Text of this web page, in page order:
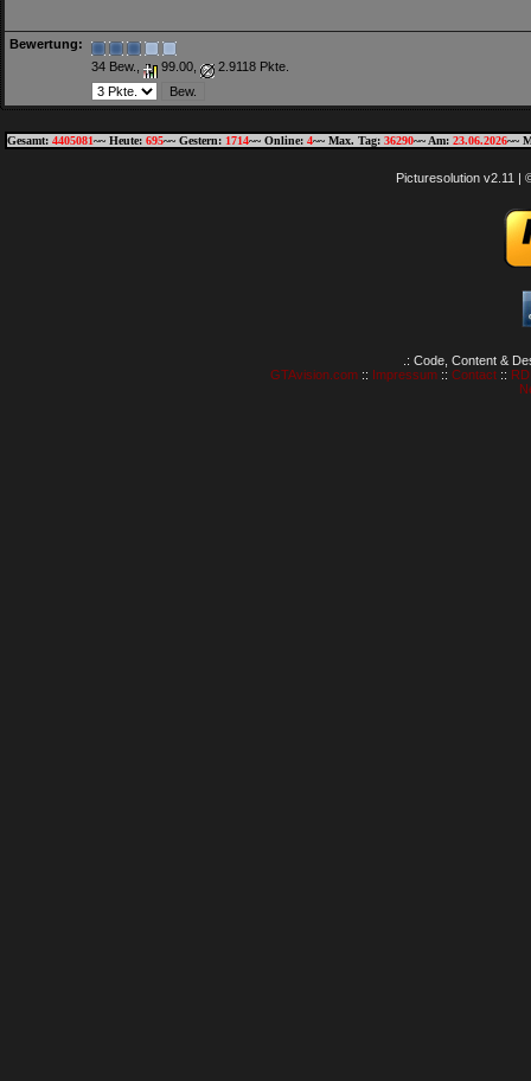
Bewertung:
34 Bew.,
99.00, 2.9118 Pkte.
Gesamt: 4405081~~ Heute: 695~~ Gestern: 1714~~ Online: 4~~ Max. Tag: 36290~~ Am: 23.06.2026~~
Picturesolution v2.11 |
.: Code, Content &
GTAvision.com:: Impressum:: Contact::